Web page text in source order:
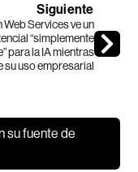
Siguiente
Web Services ve un
“simplemente
para la IA mientras
su uso empresarial
su fuente de